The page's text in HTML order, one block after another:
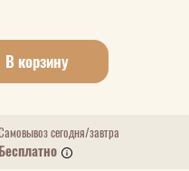
В корзину
сегодня/завтра